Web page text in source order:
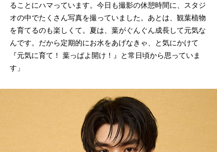
ることにハマっています。今日も撮影の休憩時間に、スタジ
オの中でたくさん写真を撮っていました。あとは、観葉植物
を育てるのも楽しくて。夏は、葉がぐんぐん成長して元気な
んです。だから定期的にお水をあげなきゃ、と気にかけて
『元気に育て！ 葉っぱよ開け！』と常日頃から思っていま
す」